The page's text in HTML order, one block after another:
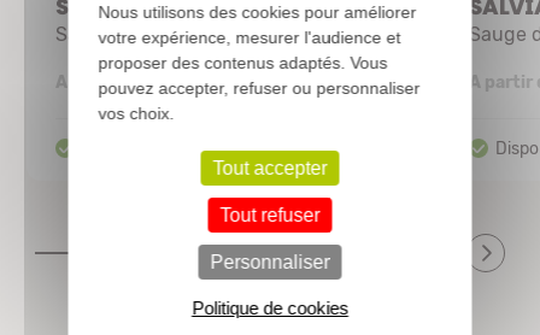
SALVIA 'Royal bumble'
Sauge
A partir de 2,94 €
Sauge
A partir
Nous utilisons des cookies pour améliorer
votre expérience, mesurer l'audience et
proposer des contenus adaptés. Vous
pouvez accepter, refuser ou personnaliser
vos choix.
Tout accepter
Tout refuser
Personnaliser
Politique de cookies